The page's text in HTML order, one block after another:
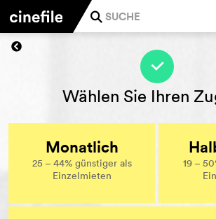
j
f
Wählen Sie Ihren
Monatlich
25 – 44% günstiger als
Einzelmieten
19 –